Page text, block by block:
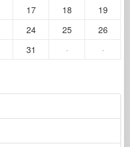
17 18
19
24 25
26
31 · ·